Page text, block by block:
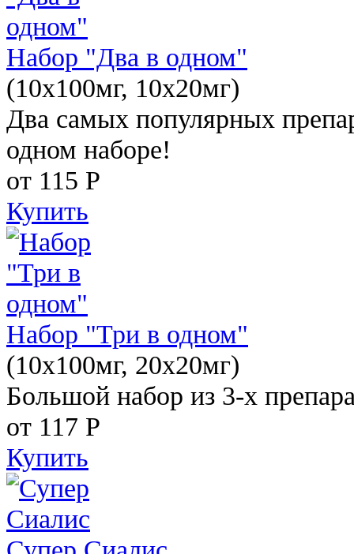
Набор "Два в одном"
(10x100мг, 10x20мг)
Два самых популярных
одном наборе!
от 115 Р
Купить
Набор "Три в одном"
(10x100мг, 20x20мг)
Большой набор из 3-х
от 117 Р
Купить